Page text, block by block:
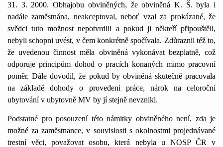
31. 3. 2000. Obhajobu obviněných, že obviněná K. Š. byla i
nadále zaměstnána, neakceptoval, neboť vzal za prokázané, že
svědci tuto možnost nepotvrdili a pokud ji někteří připouštěli,
nebyli schopni uvést, v čem konkrétně spočívala. Zdůraznil též to,
že uvedenou činnost měla obviněná vykonávat bezplatně, což
odporuje principům dohod o pracích konaných mimo pracovní
poměr. Dále dovodil, že pokud by obviněná skutečně pracovala
na základě dohody o provedení práce, nárok na celoroční
ubytování v ubytovně MV by jí stejně nevznikl.
Podstatné pro posouzení této námitky obviněného není, zda je
možné za zaměstnance, v souvislosti s okolnostmi projednávané
trestní věci, považovat osobu, která nebyla u NOSP ČR v